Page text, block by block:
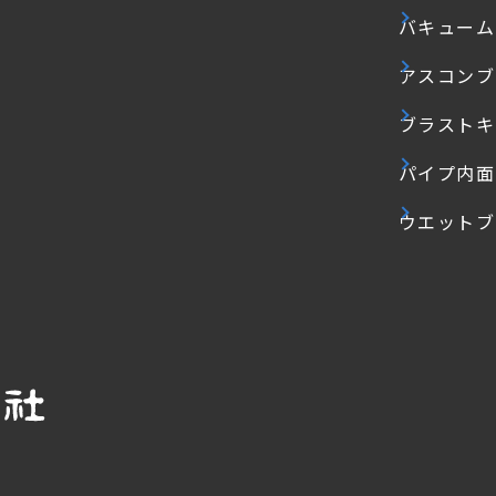
バキュー
アスコン
ブラスト
パイプ内
ウエット